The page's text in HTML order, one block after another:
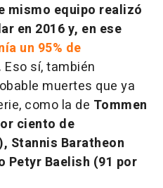
mismo equipo realizó
en 2016 y, en ese
un 95% de
Eso sí, también
muertes que ya
como la de Tommen
ciento de
Stannis Baratheon
Petyr Baelish (91 por